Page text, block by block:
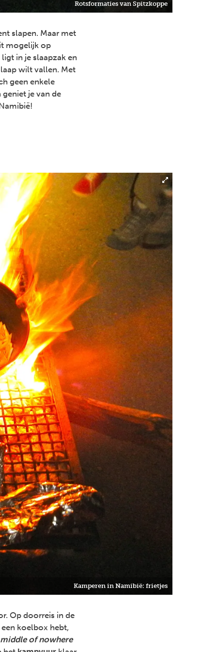
Rotsformaties van Spitzkoppe
slapen. Maar met
mogelijk op
ligt in je slaapzak en
wilt vallen. Met
geen enkele
je van de
Kamperen in Namibië: frietjes
Op doorreis in de
koelbox hebt,
of nowhere